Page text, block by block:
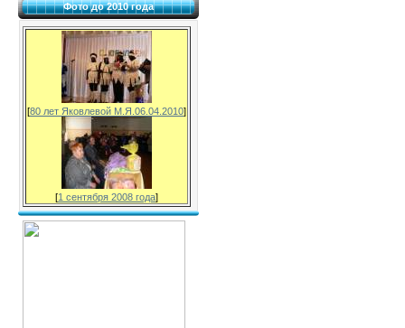
Фото до 2010 года
[80 лет Яковлевой М.Я.06.04.2010]
[1 сентября 2008 года]